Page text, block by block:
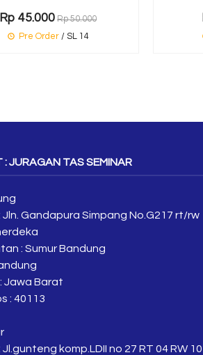
Rp 45.000 Rp 50.000
Pre Order/ SL 14
: JURAGAN TAS SEMINAR
Jln. Gandapura Simpang No.G217 rt/rw
: Sumur Bandung
Jawa Barat
: 40113
komp.LDII no 27 RT 04 RW 10